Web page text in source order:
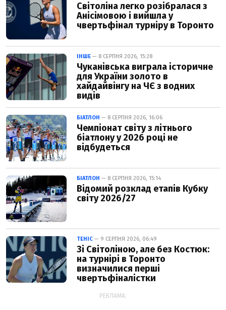
Світоліна легко розібралася з
Анісімовою і вийшла у
чвертьфінал турніру в Торонто
ІНШЕ — 8 СЕРПНЯ 2026, 15:28
Чуканівська виграла історичне
для України золото в
хайдайвінгу на ЧЄ з водних
видів
БІАТЛОН — 8 СЕРПНЯ 2026, 16:06
Чемпіонат світу з літнього
біатлону у 2026 році не
відбудеться
БІАТЛОН — 8 СЕРПНЯ 2026, 15:14
Відомий розклад етапів Кубку
світу 2026/27
ТЕНІС — 9 СЕРПНЯ 2026, 06:49
Зі Світоліною, але без Костюк:
на турнірі в Торонто
визначилися перші
чвертьфіналістки
РЕКЛАМА: